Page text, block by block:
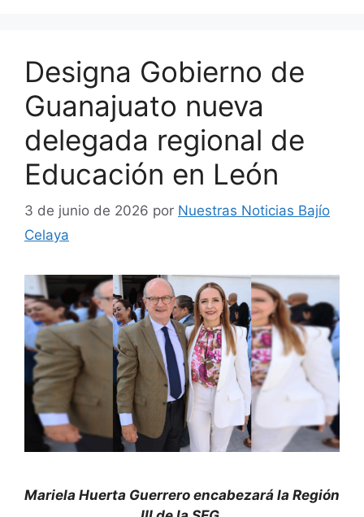
Designa Gobierno de
Guanajuato nueva
delegada regional de
Educación en León
3 de junio de 2026 por Nuestras Noticias Bajío
Celaya
Mariela Huerta Guerrero encabezará la Región